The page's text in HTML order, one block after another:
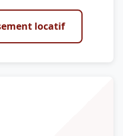
locatif